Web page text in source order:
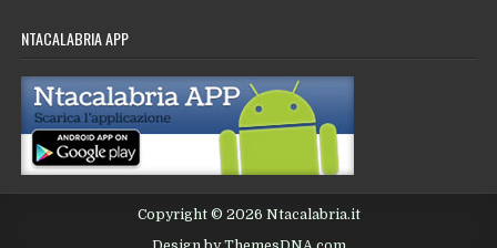
NTACALABRIA APP
Copyright © 2026 Ntacalabria.it